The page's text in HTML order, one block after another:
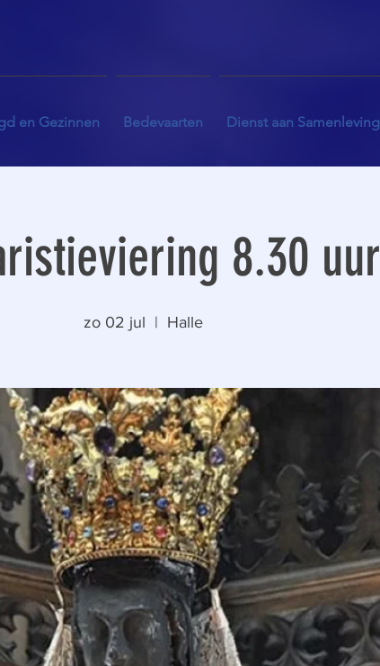
en Gezinnen Bedevaarten Dienst aan Samenleving
8.30 uur
zo 02 jul
  |
Halle